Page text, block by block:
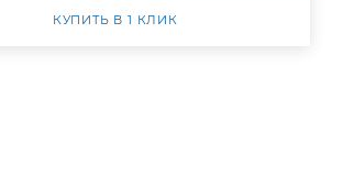
КУПИТЬ В 1 КЛИК